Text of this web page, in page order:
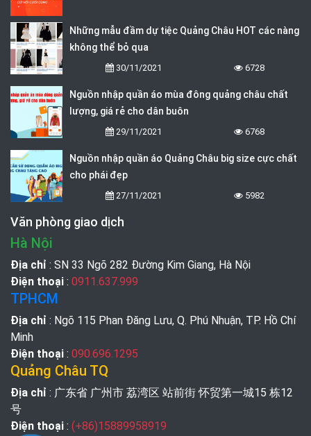
Những mẫu đầm dự tiệc Quảng Châu HOT các nàng
không thể bỏ qua
30/11/2021 6728
Nguồn nhập quần áo mùa đông quảng châu chất
lượng, giá rẻ cho dân buôn
29/11/2021 6768
Nguồn nhập quần áo Quảng Châu big size cực chất
cho phái đẹp
27/11/2021 5982
Văn phòng giao dịch
Hà Nội
Địa chỉ : SN 33 Ngõ 282 Đường Kim Giang, Hà Nội
Điện thoại : 0911.637.999
TPHCM
Địa chỉ : Ngõ 115 Phan Đăng Lưu, Q. Phú Nhuận, TP. Hồ Chí
Minh
Điện thoại : 090.696.1295
Quảng Châu TQ
Địa chỉ : 广东省 广州市 荔湾区 站前街 怀贸第一城15 栋12
号
Điện thoại : (+86)15889958919